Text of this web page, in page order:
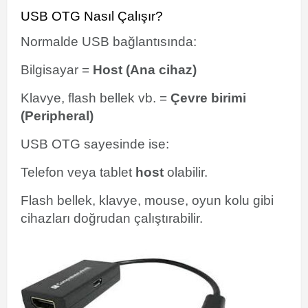
USB OTG Nasıl Çalışır?
Normalde USB bağlantısında:
Bilgisayar = Host (Ana cihaz)
Klavye, flash bellek vb. = Çevre birimi
(Peripheral)
USB OTG sayesinde ise:
Telefon veya tablet host olabilir.
Flash bellek, klavye, mouse, oyun kolu gibi
cihazları doğrudan çalıştırabilir.